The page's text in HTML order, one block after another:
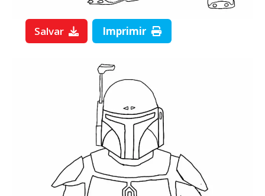
Salvar Imprimir